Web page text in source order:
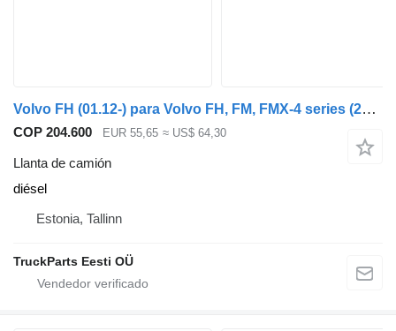
Volvo FH (01.12-) para Volvo FH, FM, FMX-4 series (2013-)
COP 204.600 EUR 55,65 ≈ US$ 64,30
Llanta de camión
diésel
Estonia, Tallinn
TruckParts Eesti OÜ